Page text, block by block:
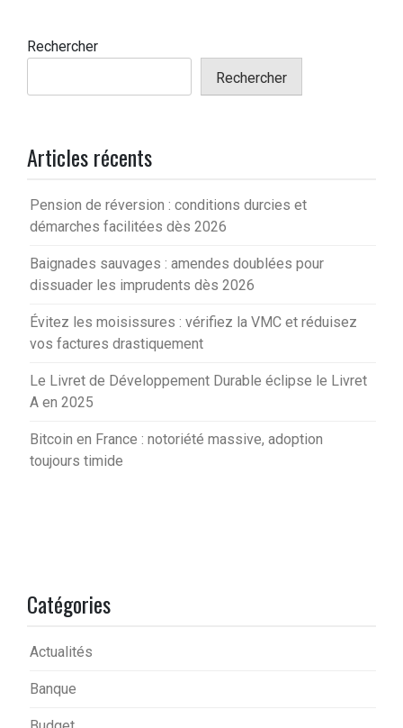
Rechercher
Rechercher
Articles récents
Pension de réversion : conditions durcies et
démarches facilitées dès 2026
Baignades sauvages : amendes doublées pour
dissuader les imprudents dès 2026
Évitez les moisissures : vérifiez la VMC et réduisez
vos factures drastiquement
Le Livret de Développement Durable éclipse le Livret
A en 2025
Bitcoin en France : notoriété massive, adoption
toujours timide
Catégories
Actualités
Banque